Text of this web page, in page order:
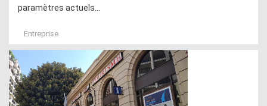
paramètres actuels...
Entreprise